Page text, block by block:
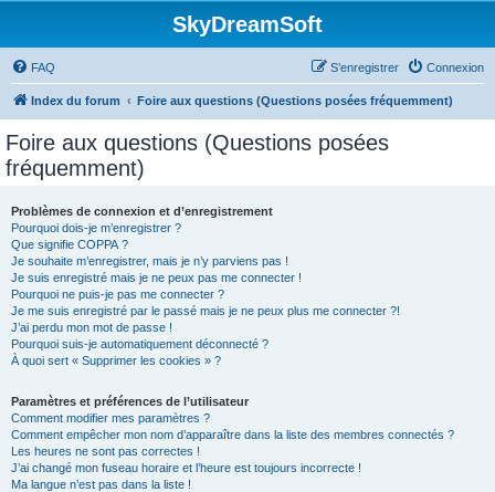
SkyDreamSoft
FAQ Connexion
S’enregistrer
Index du forum Foire aux questions (Questions posées fréquemment)
Foire aux questions (Questions posées
fréquemment)
Problèmes de connexion et d’enregistrement
Pourquoi dois-je m’enregistrer ?
Que signifie COPPA ?
Je souhaite m’enregistrer, mais je n’y parviens pas !
Je suis enregistré mais je ne peux pas me connecter !
Pourquoi ne puis-je pas me connecter ?
Je me suis enregistré par le passé mais je ne peux plus me connecter ?!
J’ai perdu mon mot de passe !
Pourquoi suis-je automatiquement déconnecté ?
À quoi sert « Supprimer les cookies » ?
Paramètres et préférences de l’utilisateur
Comment modifier mes paramètres ?
Comment empêcher mon nom d’apparaître dans la liste des membres connectés ?
Les heures ne sont pas correctes !
J’ai changé mon fuseau horaire et l’heure est toujours incorrecte !
Ma langue n’est pas dans la liste !